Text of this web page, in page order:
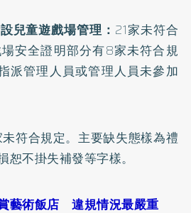
兒童遊戲場管理： 21家未符合
安全證明部分有8家未符合規
派管理人員或管理人員未參加
未符合規定。主要缺失態樣為禮
恕不掛失補發等字樣。
藝術飯店 違規情況最嚴重